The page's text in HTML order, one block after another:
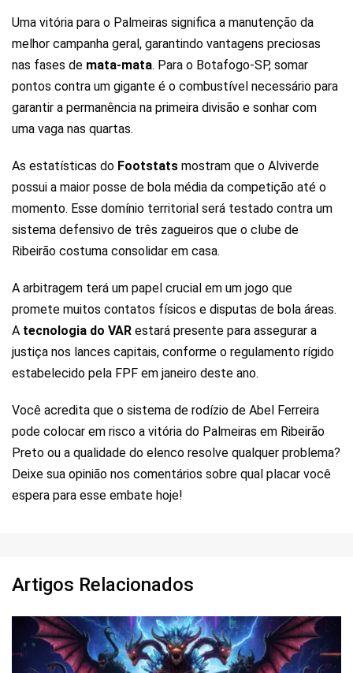
Uma vitória para o Palmeiras significa a manutenção da
melhor campanha geral, garantindo vantagens preciosas
nas fases de mata-mata. Para o Botafogo-SP, somar
pontos contra um gigante é o combustível necessário para
garantir a permanência na primeira divisão e sonhar com
uma vaga nas quartas.
As estatísticas do Footstats mostram que o Alviverde
possui a maior posse de bola média da competição até o
momento. Esse domínio territorial será testado contra um
sistema defensivo de três zagueiros que o clube de
Ribeirão costuma consolidar em casa.
A arbitragem terá um papel crucial em um jogo que
promete muitos contatos físicos e disputas de bola áreas.
A tecnologia do VAR estará presente para assegurar a
justiça nos lances capitais, conforme o regulamento rígido
estabelecido pela FPF em janeiro deste ano.
Você acredita que o sistema de rodízio de Abel Ferreira
pode colocar em risco a vitória do Palmeiras em Ribeirão
Preto ou a qualidade do elenco resolve qualquer problema?
Deixe sua opinião nos comentários sobre qual placar você
espera para esse embate hoje!
Artigos Relacionados